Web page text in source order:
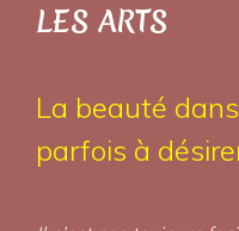
LES ARTS
La beauté
parfois à